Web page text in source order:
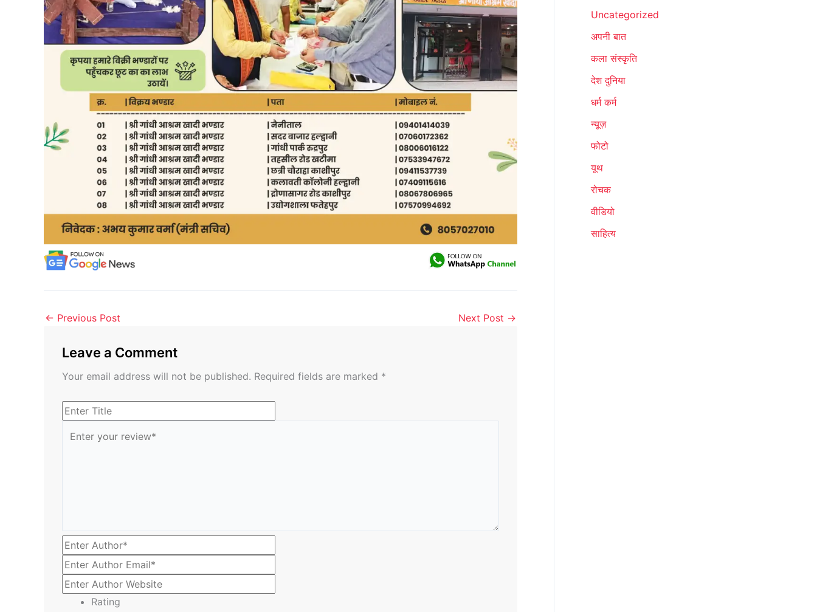
← Previous Post Next Post →
Leave a Comment
Your email address will not be published. Required fields are marked *
Rating
Uncategorized
अपनी बात
कला संस्कृति
देश दुनिया
धर्म कर्म
न्यूज़
फोटो
यूथ
रोचक
वीडियो
साहित्य